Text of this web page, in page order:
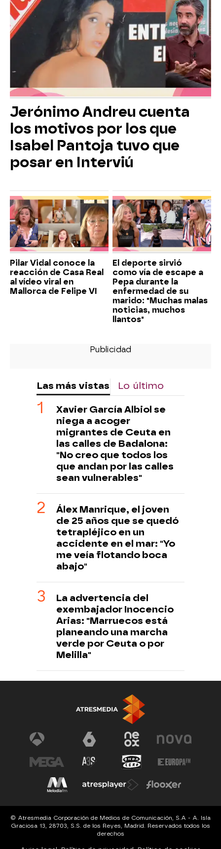
Jerónimo Andreu cuenta
los motivos por los que
Isabel Pantoja tuvo que
posar en Interviú
Pilar Vidal conoce la
reacción de Casa Real
al vídeo viral en
Mallorca de Felipe VI
El deporte sirvió
como vía de escape a
Pepa durante la
enfermedad de su
marido: "Muchas malas
noticias, muchos
llantos"
Las más vistas Lo último
Xavier García Albiol se
niega a acoger
migrantes de Ceuta en
las calles de Badalona:
"No creo que todos los
que andan por las calles
sean vulnerables"
Álex Manrique, el joven
de 25 años que se quedó
tetrapléjico en un
accidente en el mar: "Yo
me veía flotando boca
abajo"
La advertencia del
exembajador Inocencio
Arias: "Marruecos está
planeando una marcha
verde por Ceuta o por
Melilla"
© Atresmedia Corporación de Medios de Comunicación, S.A - A. Isla
Graciosa 13, 28703, S.S. de los Reyes, Madrid. Reservados todos los
derechos